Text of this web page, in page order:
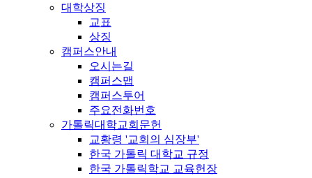
대학상징
교표
상징
캠퍼스안내
오시는길
캠퍼스맵
캠퍼스투어
주요전화번호
가톨릭대학교회문헌
교황령 '교회의 심장부'
한국 가톨릭 대학교 규정
한국 가톨릭학교 교육헌장